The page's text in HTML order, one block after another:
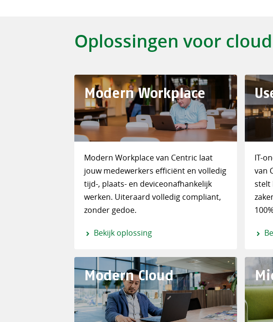
Oplossingen voor
Modern Workplace
Modern Workplace van Centric laat
jouw medewerkers efficiënt en volledig
tijd-, plaats- en deviceonafhankelijk
werken. Uiteraard volledig compliant,
zonder gedoe.
Bekijk oplossing
IT-
van
stelt
Modern Cloud